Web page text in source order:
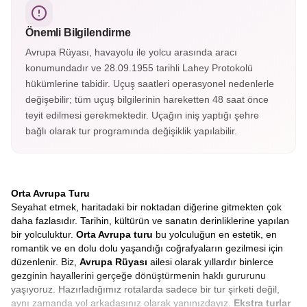
en büyüleyici kasabalarından biridir. Dar sokaklarında
gezerken tarihle sanatın iç içe geçtiği bir atmosfere adım
atarsınız.
Önemli Bilgilendirme
Avrupa Rüyası, havayolu ile yolcu arasında aracı
konumundadır ve 28.09.1955 tarihli Lahey Protokolü
hükümlerine tabidir. Uçuş saatleri operasyonel nedenlerle
değişebilir; tüm uçuş bilgilerinin hareketten 48 saat önce
teyit edilmesi gerekmektedir. Uçağın iniş yaptığı şehre
bağlı olarak tur programında değişiklik yapılabilir.
Orta Avrupa Turu
Seyahat etmek, haritadaki bir noktadan diğerine gitmekten çok
daha fazlasıdır. Tarihin, kültürün ve sanatın derinliklerine yapılan
bir yolculuktur. Orta Avrupa turu bu yolculuğun en estetik, en
romantik ve en dolu dolu yaşandığı coğrafyaların gezilmesi için
düzenlenir. Biz, Avrupa Rüyası ailesi olarak yıllardır binlerce
gezginin hayallerini gerçeğe dönüştürmenin haklı gururunu
yaşıyoruz. Hazırladığımız rotalarda sadece bir tur şirketi değil,
aynı zamanda yol arkadaşınız olarak yanınızdayız. Ekstra turlar